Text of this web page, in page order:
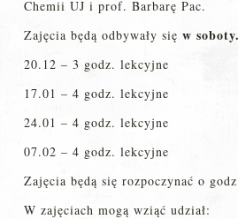
Chemii UJ i prof. Barbarę Pac.
Zajęcia będą odbywały sięw
20.12 – 3 godz. lekcyjne
17.01 – 4 godz. lekcyjne
24.01 – 4 godz. lekcyjne
07.02 – 4 godz. lekcyjne
Zajęcia będą się rozpoczynać o
W zajęciach mogą wziąć udział: